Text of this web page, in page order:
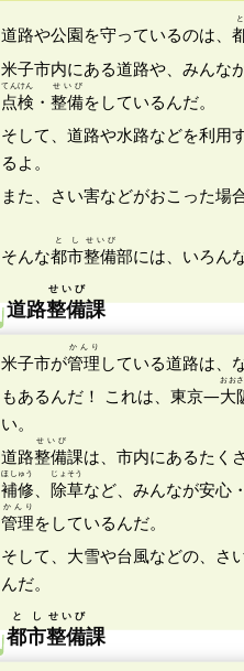
道路や公園を守っているのは、
米子市内にある道路や、みんな
点検
てんけん
・ 整備
せいび
をしているんだ。
そして、道路や水路などを利用
るよ。
また、さい害などがおこった場
そんな都市
とし
整備
せいび
部には、いろん
道路整備
せいび
課
米子市が管理
かんり
している道路は、
もあるんだ！ これは、東京―大
おお
い。
道路整備
せいび
課は、市内にあるたく
補修
ほしゅう
、 除草
じょそう
など、みんなが安心
管理
かんり
をしているんだ。
そして、大雪や台風などの、さ
んだ。
都市
とし
整備
せいび
課